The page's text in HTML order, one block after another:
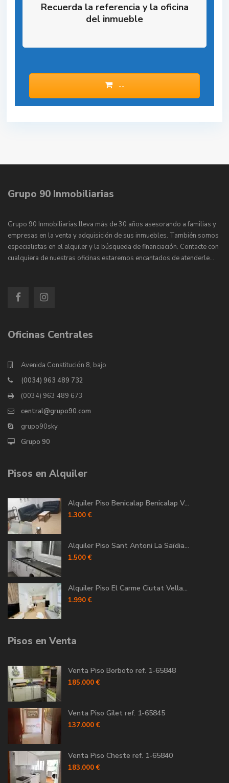
Recuerda la referencia y la oficina
del inmueble
--
Grupo 90 Inmobiliarias
Grupo 90 Inmobiliarias lleva más de 30 años asesorando a familias y
empresas en la venta y adquisición de sus inmuebles. También somos
especialistas en el alquiler y la búsqueda de financiación. Contacte con
cualquiera de nuestras oficinas estaremos encantados de atenderle…
Oficinas Centrales
Avenida Constitución 8, bajo
(0034) 963 489 732
(0034) 963 489 673
central@grupo90.com
grupo90sky
Grupo 90
Pisos en Alquiler
Alquiler Piso Benicalap Benicalap V...
1.300 €
Alquiler Piso Sant Antoni La Saïdia...
1.500 €
Alquiler Piso El Carme Ciutat Vella...
1.990 €
Pisos en Venta
Venta Piso Borboto ref. 1-65848
185.000 €
Venta Piso Gilet ref. 1-65845
137.000 €
Venta Piso Cheste ref. 1-65840
183.000 €